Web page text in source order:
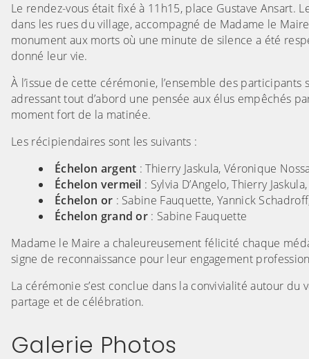
Le rendez-vous était fixé à 11h15, place Gustave Ansart.
dans les rues du village, accompagné de Madame le
monument aux morts où une minute de silence a été
donné leur vie.
À l’issue de cette cérémonie, l’ensemble des
adressant tout d’abord une pensée aux élus empêchés
moment fort de la matinée.
Les récipiendaires sont les suivants :
Échelon argent : Thierry Jaskula, Véronique
Échelon vermeil : Sylvia D’Angelo, Thierry
Échelon or : Sabine Fauquette, Yannick
Échelon grand or : Sabine Fauquette
Madame le Maire a chaleureusement félicité chaque
signe de reconnaissance pour leur engagement
La cérémonie s’est conclue dans la convivialité autour
partage et de célébration.
Galerie Photos